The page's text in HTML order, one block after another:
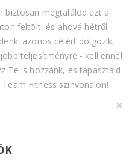
biztosan megtalálod azt a
feltölt, és ahová hétről
azonos célért dolgozik,
teljesítményre - kell ennél
Te is hozzánk, és tapasztald
Fitness színvonalon!
×